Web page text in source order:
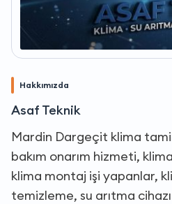
Hakkımızda
Asaf Teknik
Mardin Dargeçit klima
bakım onarım hizmeti,
klima montaj işi yapanlar,
temizleme, su arıtma